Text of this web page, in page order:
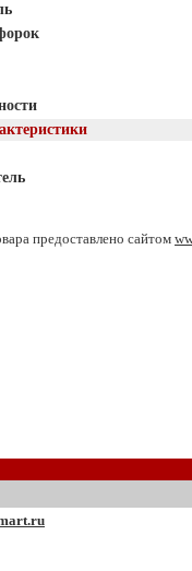
предоставлено сайтом